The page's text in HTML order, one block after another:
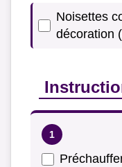
Noisettes
décoration